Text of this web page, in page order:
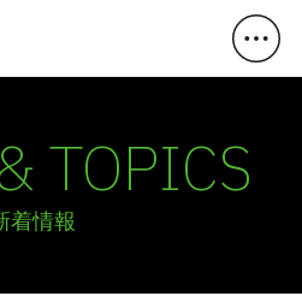
TOPICS
着情報